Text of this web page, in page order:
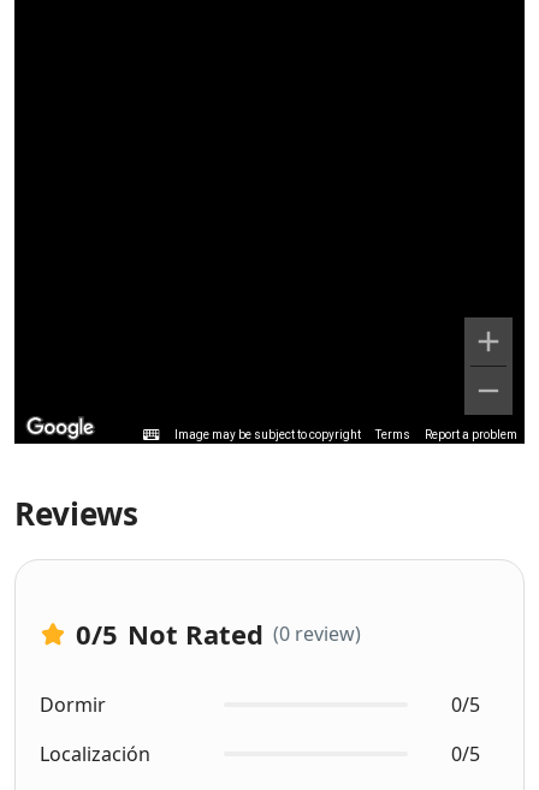
Image may be subject to copyright Terms Report a problem
Reviews
0/5 Not Rated (0 review)
Dormir
0/5
Localización
0/5